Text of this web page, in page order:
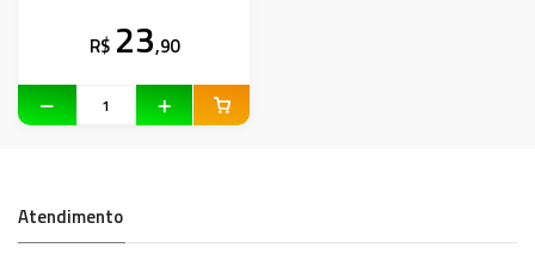
R$ 23,90
Atendimento